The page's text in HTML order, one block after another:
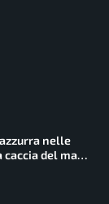
nelle
del main